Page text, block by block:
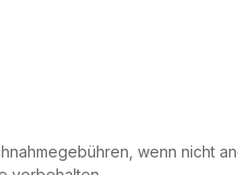
Ratenzahlung
wenn nicht